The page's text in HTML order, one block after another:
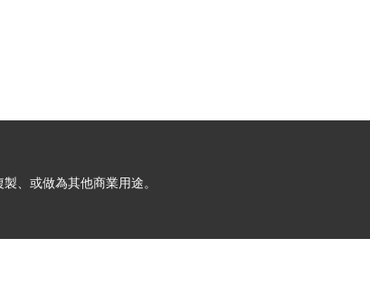
、或做為其他商業用途。